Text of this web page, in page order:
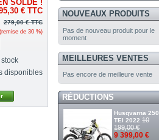
SOLDE !
€TTC
279,00 €TTC
(remise de 30%)
disponibles
NOUVEAUX PRODUITS
Pas de nouveau produit pour le
moment
MEILLEURES VENTES
Pas encore de meilleure vente
RÉDUCTIONS
Husqvarna 250
TEI 2022 10
199,00 €
9 399,00 €